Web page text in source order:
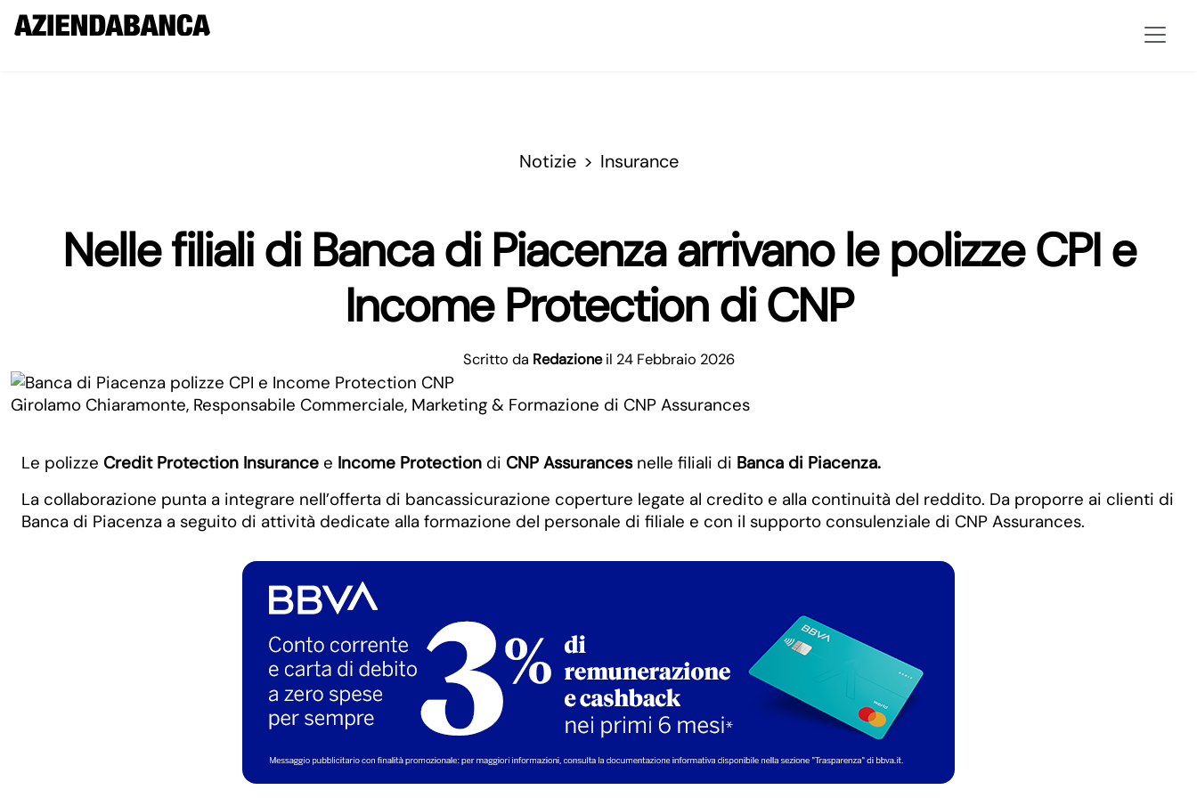
Notizie Insurance
Nelle filiali di Banca di Piacenza arrivano le polizze CPI e
Income Protection di CNP
Scritto da Redazione il 24 Febbraio 2026
Girolamo Chiaramonte, Responsabile Commerciale, Marketing & Formazione di CNP Assurances
Le polizze Credit Protection Insurance e Income Protection di CNP Assurancesnelle filiali di Banca di Piacenza.
La collaborazione punta a integrare nell’offerta di bancassicurazione coperture legate al credito e alla continuità del reddito. Da proporre ai clienti di
Banca di Piacenza a seguito di attività dedicate alla formazione del personale di filiale e con il supporto consulenziale di CNP Assurances.